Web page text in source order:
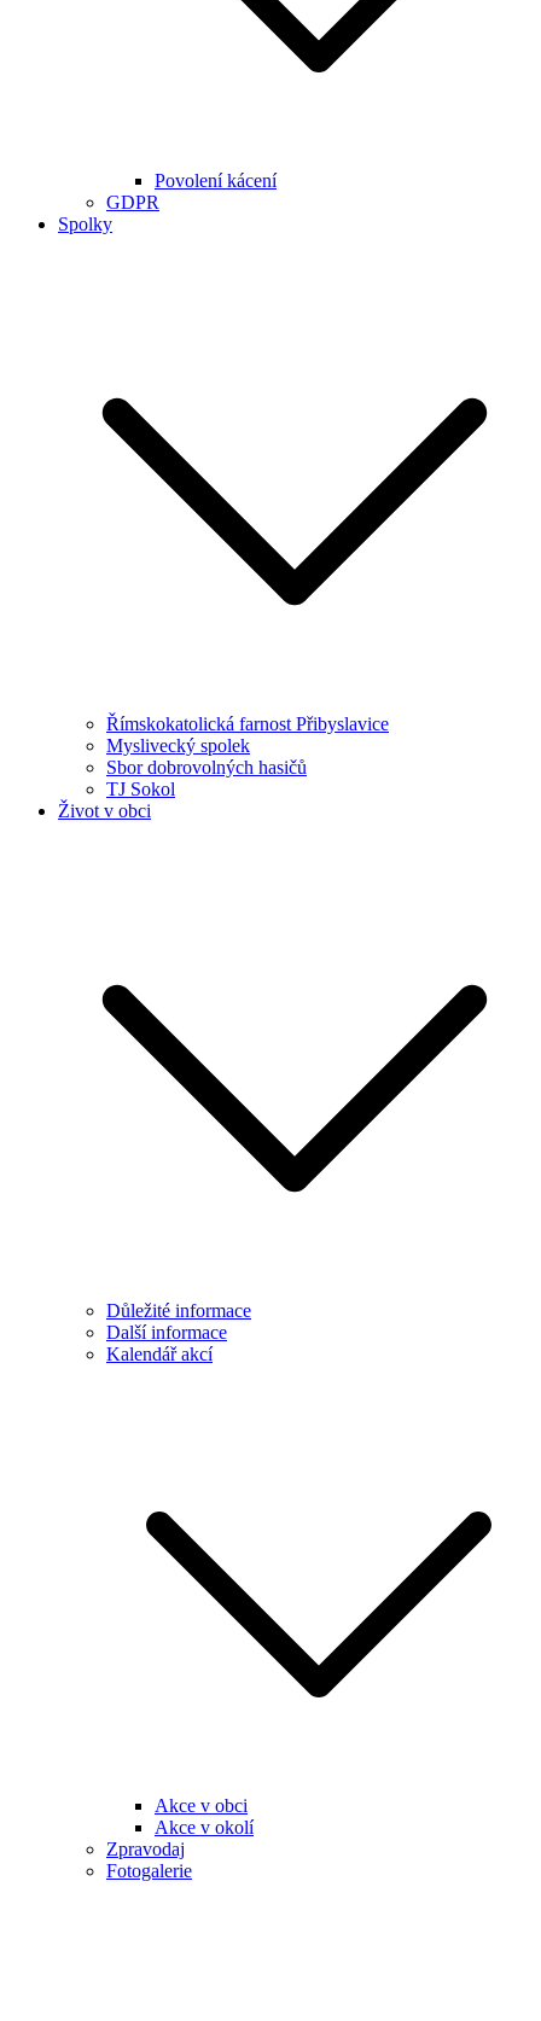
Povolení kácení
GDPR
Spolky
Římskokatolická farnost Přibyslavice
Myslivecký spolek
Sbor dobrovolných hasičů
TJ Sokol
Život v obci
Důležité informace
Další informace
Kalendář akcí
Akce v obci
Akce v okolí
Zpravodaj
Fotogalerie